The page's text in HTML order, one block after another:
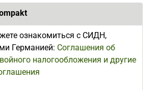
ознакомиться с СИДН,
Германией: Соглашения об
налогообложения и другие